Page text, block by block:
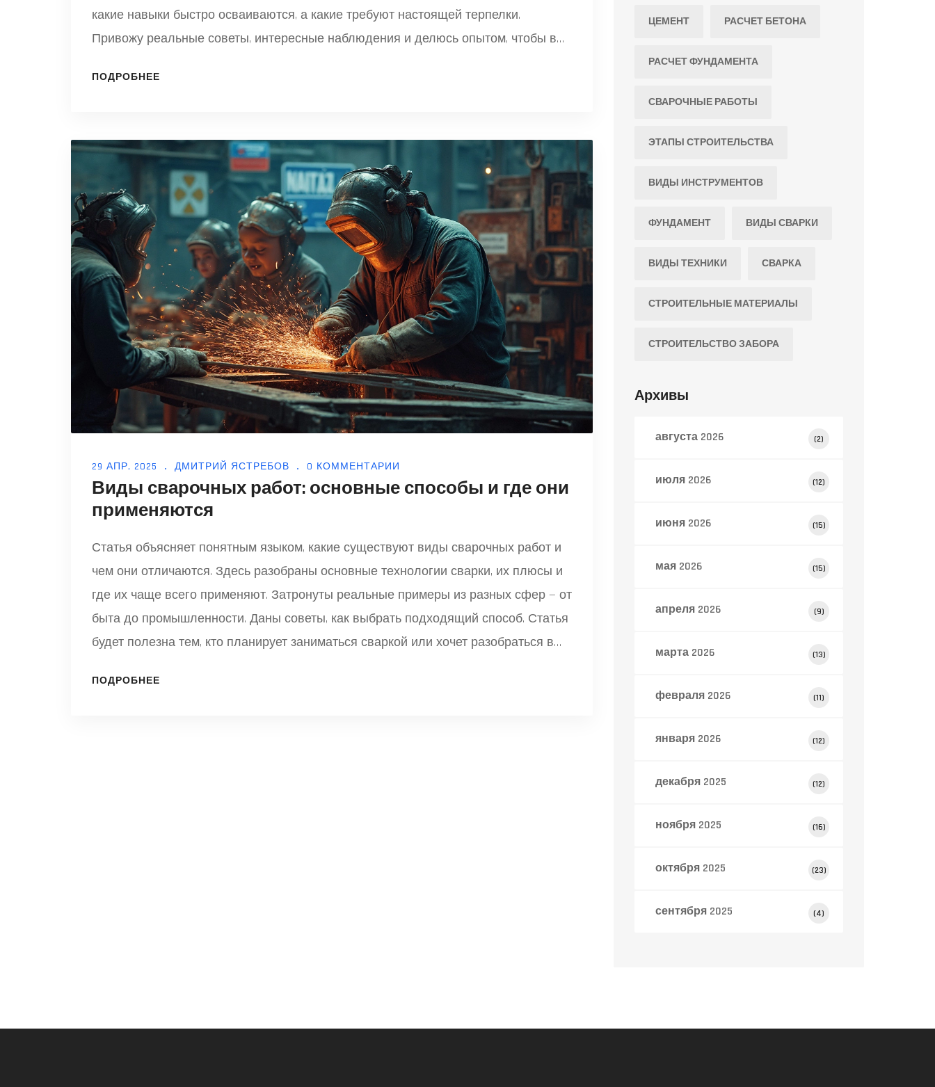
какие навыки быстро осваиваются, а какие требуют настоящей терпелки.
Привожу реальные советы, интересные наблюдения и делюсь опытом, чтобы вы
нервы начинающим сварщикам.
ПОДРОБНЕЕ
29 АПР, 2025 ДМИТРИЙ ЯСТРЕБОВ 0 КОММЕНТАРИИ
Виды сварочных работ: основные способы и где они
применяются
Статья объясняет понятным языком, какие существуют виды сварочных работ и
чем они отличаются. Здесь разобраны основные технологии сварки, их плюсы и
где их чаще всего применяют. Затронуты реальные примеры из разных сфер — от
быта до промышленности. Даны советы, как выбрать подходящий способ. Статья
будет полезна тем, кто планирует заниматься сваркой или хочет разобраться в
ПОДРОБНЕЕ
ЦЕМЕНТ РАСЧЕТ БЕТОНА
РАСЧЕТ ФУНДАМЕНТА
СВАРОЧНЫЕ РАБОТЫ
ЭТАПЫ СТРОИТЕЛЬСТВА
ВИДЫ ИНСТРУМЕНТОВ
ФУНДАМЕНТ ВИДЫ СВАРКИ
ВИДЫ ТЕХНИКИ СВАРКА
СТРОИТЕЛЬНЫЕ МАТЕРИАЛЫ
СТРОИТЕЛЬСТВО ЗАБОРА
Архивы
августа 2026 (2)
июля 2026 (12)
июня 2026 (15)
мая 2026 (15)
апреля 2026 (9)
марта 2026 (13)
февраля 2026 (11)
января 2026 (12)
декабря 2025 (12)
ноября 2025 (16)
октября 2025 (23)
сентября 2025 (4)